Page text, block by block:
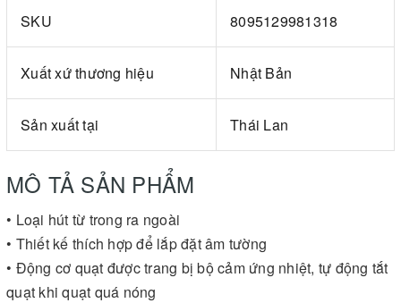
SKU 8095129981318
Xuất xứ thương hiệu Nhật Bản
Sản xuất tại Thái Lan
MÔ TẢ SẢN PHẨM
• Loại hút từ trong ra ngoài
• Thiết kế thích hợp để lắp đặt âm tường
• Động cơ quạt được trang bị bộ cảm ứng nhiệt, tự động tắt
quạt khi quạt quá nóng